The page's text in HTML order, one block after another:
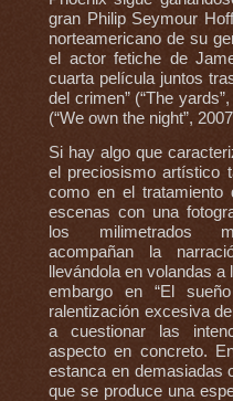
gran Philip Seymour
norteamericano de su
el actor fetiche de
cuarta película juntos
del crimen” (“The
(“We own the night”,
Si hay algo que
el preciosismo artístico
como en el tratamiento
escenas con una
los milimetrados
acompañan la
llevándola en volandas
embargo en “El
ralentización excesiva
a cuestionar las
aspecto en concreto.
estanca en demasiadas
que se produce una